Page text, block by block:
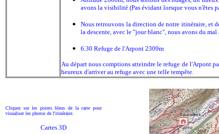
avons la visibilité (Pas évidant lorsque vous n'êtes
Nous retrouvons la direction de notre itinéraire, et
la descente, avec le "jour blanc", nous avons du
6.30 Refuge de l'Arpont 2309m
Au départ nous comptions atteindre le refuge de l'Arpont
heureux d'arriver au refuge avec une telle tempête.
Cliquez sur les points bleus de la carte pour
visualiser les photos de l'itinéraire.
Cartes 3D